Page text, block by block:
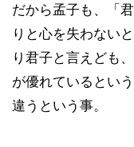
だから孟子も、「
りと心を失わない
り君子と言えども
が優れているとい
違うという事。